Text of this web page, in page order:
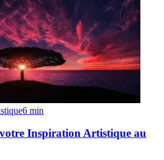
6 min
Inspiration Artistique au